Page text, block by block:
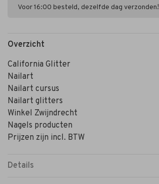
Voor 16:00 besteld, dezelfde dag verzonden!
Overzicht
California Glitter
Nailart
Nailart cursus
Nailart glitters
Winkel Zwijndrecht
Nagels producten
Prijzen zijn incl. BTW
Details